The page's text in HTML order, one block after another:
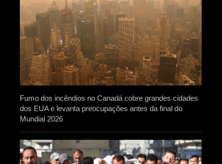
Fumo dos incêndios no Canadá cobre grandes cidades
dos EUA e levanta preocupações antes da final do
Mundial 2026